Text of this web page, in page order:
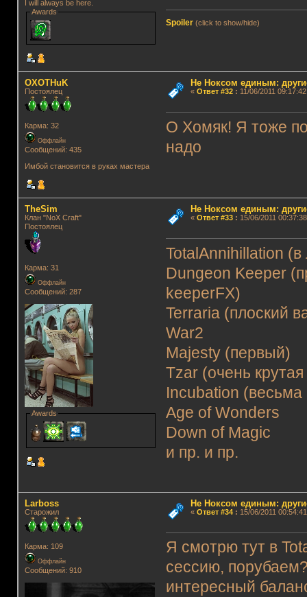
I will always be here.
Awards
Spoiler (click to show/hide)
OXOTHuK
Постоялец
Карма: 32
Оффлайн
Сообщений: 435
Имбой становится в руках мастера
Не Ноксом единым:
« Ответ #32: 11/06/2011
О Хомяк! Я тоже
надо
TheSim
Клан "NoX Craft"
Постоялец
Карма: 31
Оффлайн
Сообщений: 287
Awards
Не Ноксом единым:
« Ответ #33: 15/06/2011
TotalAnnihillation
Dungeon Keeper
keeperFX)
Terraria (плоский
War2
Majesty (первый)
Tzar (очень
Incubation (весьма
Age of Wonders
Down of Magic
и пр. и пр.
Lаrboss
Старожил
Карма: 109
Оффлайн
Сообщений: 910
Не Ноксом единым:
« Ответ #34: 15/06/2011
Я смотрю тут в
сессию,
интересный